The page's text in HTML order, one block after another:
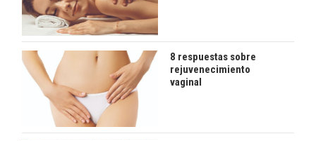
8 respuestas sobre
rejuvenecimiento
vaginal